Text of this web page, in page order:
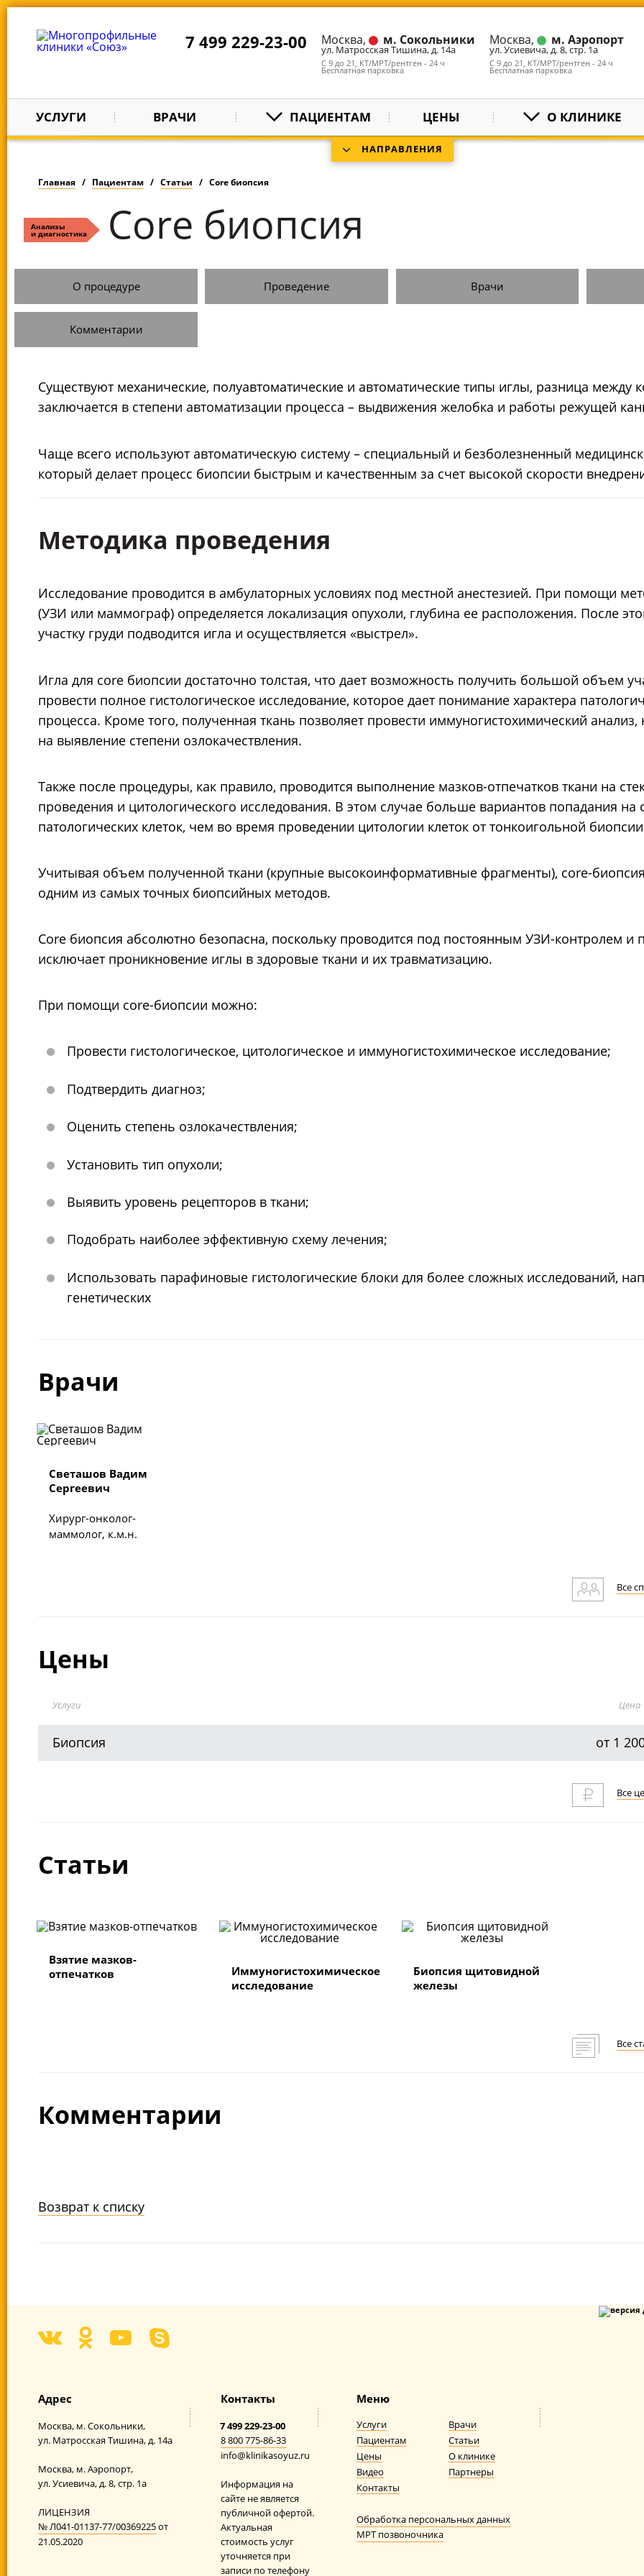
7 499 229-23-00 Москва, м. Сокольники
ул. Матросская Тишина, д. 14а
С 9 до 21, КТ/МРТ/рентген - 24 ч
Бесплатная парковка
Москва, м. Аэропорт
ул. Усиевича, д. 8, стр. 1а
С 9 до 21, КТ/МРТ/рентген - 24 ч
Бесплатная парковка
УСЛУГИ ВРАЧИ ПАЦИЕНТАМ ЦЕНЫ О КЛИНИКЕ
НАПРАВЛЕНИЯ
Главная Пациентам Статьи Core биопсия
Анализы
и диагностика Core биопсия
О процедуре Проведение Врачи
Комментарии
Существуют механические, полуавтоматические и автоматические типы иглы, разница между
заключается в степени автоматизации процесса – выдвижения желобка и работы режущей
Чаще всего используют автоматическую систему – специальный и безболезненный
который делает процесс биопсии быстрым и качественным за счет высокой скорости
Методика проведения
Исследование проводится в амбулаторных условиях под местной анестезией. При помощи
(УЗИ или маммограф) определяется локализация опухоли, глубина ее расположения. После
участку груди подводится игла и осуществляется «выстрел».
Игла для сore биопсии достаточно толстая, что дает возможность получить большой объем
провести полное гистологическое исследование, которое дает понимание характера
процесса. Кроме того, полученная ткань позволяет провести иммуногистохимический
на выявление степени озлокачествления.
Также после процедуры, как правило, проводится выполнение мазков-отпечатков ткани на
проведения и цитологического исследования. В этом случае больше вариантов попадания на
патологических клеток, чем во время проведении цитологии клеток от тонкоигольной
Учитывая объем полученной ткани (крупные высокоинформативные фрагменты), core-биопсия
одним из самых точных биопсийных методов.
Core биопсия абсолютно безопасна, поскольку проводится под постоянным УЗИ-контролем и
исключает проникновение иглы в здоровые ткани и их травматизацию.
При помощи core-биопсии можно:
Провести гистологическое, цитологическое и иммуногистохимическое исследование;
Подтвердить диагноз;
Оценить степень озлокачествления;
Установить тип опухоли;
Выявить уровень рецепторов в ткани;
Подобрать наиболее эффективную схему лечения;
Использовать парафиновые гистологические блоки для более сложных исследований,
генетических
Врачи
Светашов Вадим
Сергеевич
Хирург-онколог-
маммолог, к.м.н.
Все
Цены
Услуги Цена
Биопсия от 1
Все
Статьи
Взятие мазков-
отпечатков
Иммуногистохимическое
исследование
Биопсия щитовидной
железы
Все
Комментарии
Возврат к списку
Адрес
Москва, м. Сокольники,
ул. Матросская Тишина,д. 14а
Москва, м. Аэропорт,
ул. Усиевича,д. 8, стр. 1а
ЛИЦЕНЗИЯ
№ Л041-01137-77/00369225от
21.05.2020
Контакты
7 499 229-23-00
8 800 775-86-33
info@klinikasoyuz.ru
Информация на
сайте не является
публичной офертой.
Актуальная
стоимость услуг
уточняется при
записи по телефону
Меню
Услуги
Врачи
Пациентам
Статьи
Цены
О клинике
Видео
Партнеры
Контакты
Обработка персональных данных
МРТ позвоночника